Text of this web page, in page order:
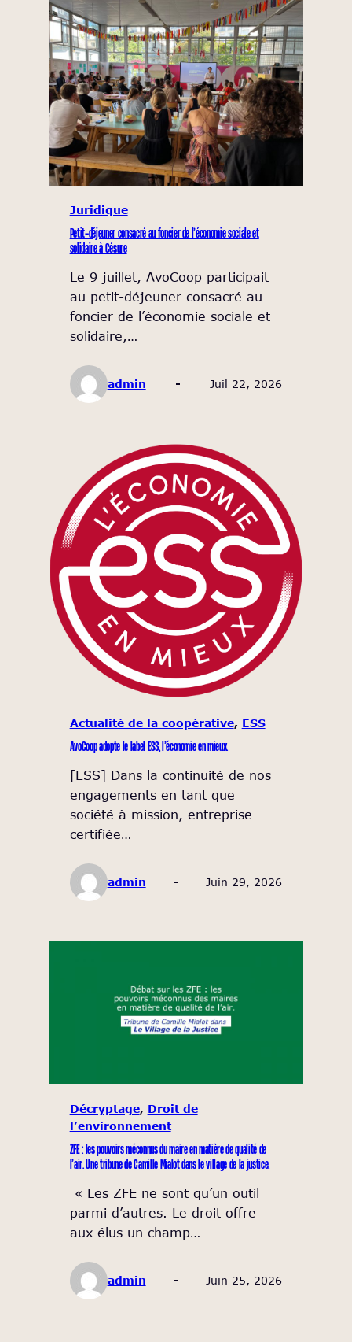
Juridique
Petit-déjeuner consacré au foncier de l’économie sociale et
solidaire à Césure
Le 9 juillet, AvoCoop participait
au petit-déjeuner consacré au
foncier de l’économie sociale et
solidaire,…
admin Juil 22, 2026
Actualité de la coopérative, ESS
AvoCoop adopte le label ESS, l’économie en mieux.
[ESS] Dans la continuité de nos
engagements en tant que
société à mission, entreprise
certifiée…
admin Juin 29, 2026
Décryptage, Droit de
l’environnement
ZFE : les pouvoirs méconnus du maire en matière de qualité de
l’air. Une tribune de Camille Mialot dans le village de la justice.
« Les ZFE ne sont qu’un outil
parmi d’autres. Le droit offre
aux élus un champ…
admin Juin 25, 2026